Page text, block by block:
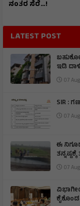
ನಂತರ ಸೆರೆ…!
LATEST POST
ಇಡಿ
07
SIR :
07
ಈ
07